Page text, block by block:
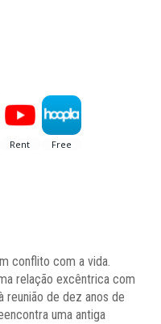
conflito com a vida.
relação excêntrica com
reunião de dez anos de
uma antiga